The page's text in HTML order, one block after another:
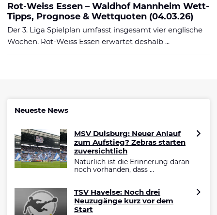
Rot-Weiss Essen – Waldhof Mannheim Wett-
Tipps, Prognose & Wettquoten (04.03.26)
Der 3. Liga Spielplan umfasst insgesamt vier englische
Wochen. Rot-Weiss Essen erwartet deshalb ...
Neueste News
MSV Duisburg: Neuer Anlauf
zum Aufstieg? Zebras starten
zuversichtlich
Natürlich ist die Erinnerung daran
noch vorhanden, dass ...
TSV Havelse: Noch drei
Neuzugänge kurz vor dem
Start